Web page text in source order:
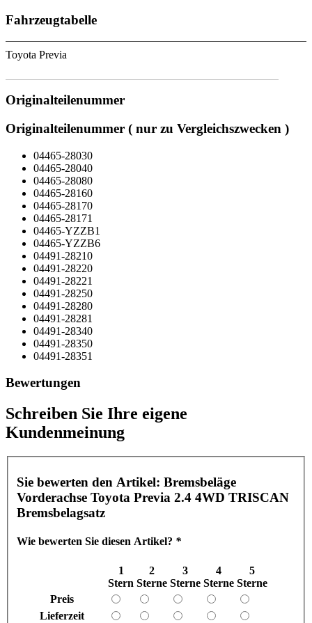
Fahrzeugtabelle
Toyota Previa
Originalteilenummer
Originalteilenummer ( nur zu Vergleichszwecken )
04465-28030
04465-28040
04465-28080
04465-28160
04465-28170
04465-28171
04465-YZZB1
04465-YZZB6
04491-28210
04491-28220
04491-28221
04491-28250
04491-28280
04491-28281
04491-28340
04491-28350
04491-28351
Bewertungen
Schreiben Sie Ihre eigene
Kundenmeinung
Sie bewerten den Artikel: Bremsbeläge
Vorderachse Toyota Previa 2.4 4WD TRISCAN
Bremsbelagsatz
Wie bewerten Sie diesen Artikel? *
1
Stern
2
Sterne
3
Sterne
4
Sterne
5
Sterne
Preis
Lieferzeit